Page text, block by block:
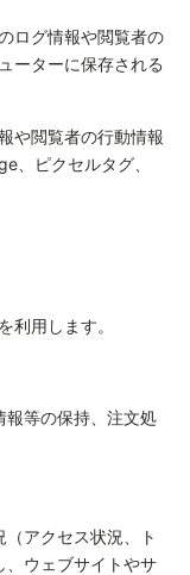
ログ情報や閲覧者の
ーターに保存される
や閲覧者の行動情報
、ピクセルタグ、
用します。
報等の保持、注文処
アクセス状況、ト
、ウェブサイトやサ